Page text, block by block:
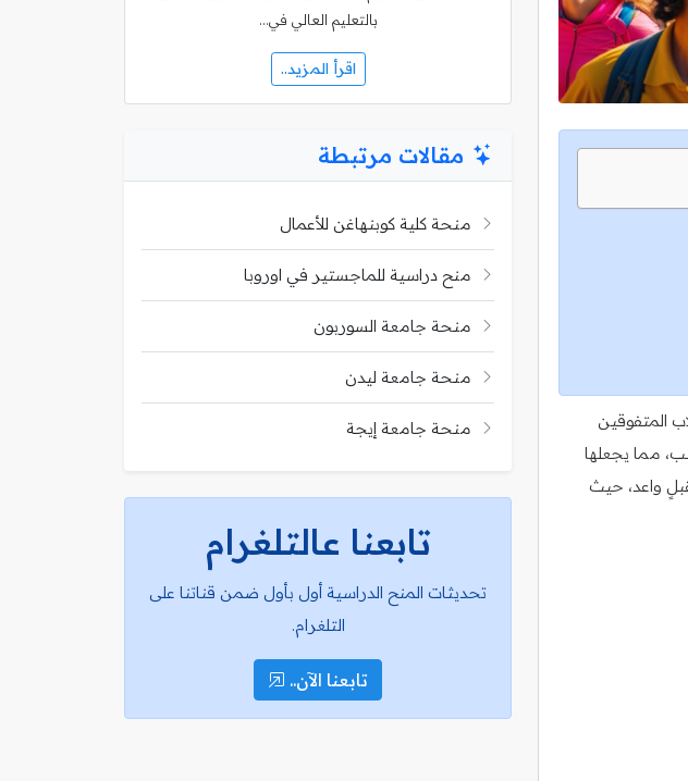
المتفوقين
مما يجعلها
واعد، حيث
بالتعليم العالي في…
اقرأ المزيد..
مقالات مرتبطة
منحة كلية كوبنهاغن للأعمال
منح دراسية للماجستير في اوروبا
منحة جامعة السوربون
منحة جامعة ليدن
منحة جامعة إيجة
تابعنا عالتلغرام
تحديثات المنح الدراسية أول بأول ضمن قناتنا على
التلغرام.
تابعنا الآن..